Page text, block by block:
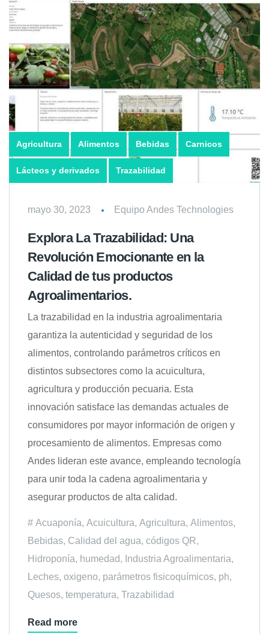
Agricultura Alimentos Bebidas Carnicos
Lácteos y derivados Trazabilidad
mayo 30, 2023 Equipo Andes Technologies
Explora La Trazabilidad: Una
Revolución Emocionante en la
Calidad de tus productos
Agroalimentarios.
La trazabilidad en la industria agroalimentaria
garantiza la autenticidad y seguridad de los
alimentos, controlando parámetros críticos en
distintos subsectores como la acuicultura,
agricultura y producción pecuaria. Esta
innovación satisface las demandas actuales de
consumidores por mayor información de origen y
procesamiento de alimentos. Empresas como
Andes lideran este avance, empleando tecnología
para unir toda la cadena agroalimentaria y
asegurar productos de alta calidad.
Acuaponía, Acuicultura, Agricultura, Alimentos,
Bebidas, Calidad del agua, códigos QR,
Hidroponía, humedad, Industria Agroalimentaria,
Leches, oxigeno, parámetros fisicoquímicos, ph,
Quesos, temperatura, Trazabilidad
Read more